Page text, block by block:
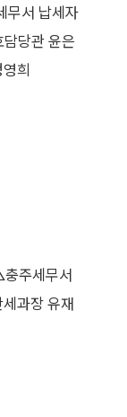
무서 납세자
당관 윤은
희
주세무서
과장 유재